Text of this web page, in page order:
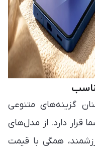
گزینه‌های متنوعی
قرار دارد. از مدل‌های
همگی با قیمت